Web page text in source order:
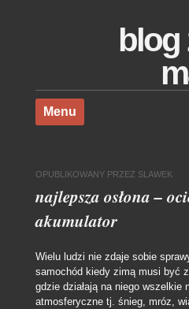
blog
Menu
Skocz do treści
OPUBLIKOWANY PRZEZ SLAWEK
najlepsza osłona –
akumulator
Wielu ludzi nie zdaje sobie
samochód kiedy zimą musi być
gdzie działają na niego wszelkie
atmosferyczne tj. śnieg, mróz,